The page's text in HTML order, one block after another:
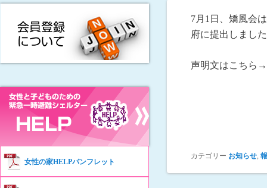
7月1日、矯風会
府に提出しまし
声明文はこちら→
カテゴリー お知らせ,
女性の家HELPパンフレット